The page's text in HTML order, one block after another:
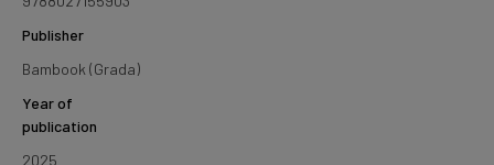
Publisher
Bambook (Grada)
Year of
publication
2025